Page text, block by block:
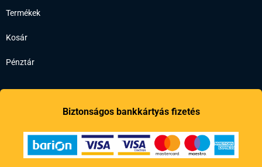
Termékek
Kosár
Pénztár
Biztonságos bankkártyás fizetés